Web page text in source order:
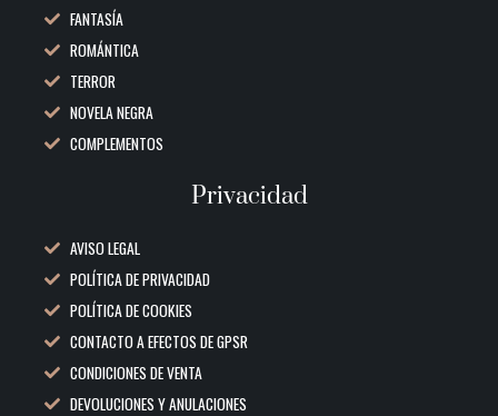
FANTASÍA
ROMÁNTICA
TERROR
NOVELA NEGRA
COMPLEMENTOS
Privacidad
AVISO LEGAL
POLÍTICA DE PRIVACIDAD
POLÍTICA DE COOKIES
CONTACTO A EFECTOS DE GPSR
CONDICIONES DE VENTA
DEVOLUCIONES Y ANULACIONES